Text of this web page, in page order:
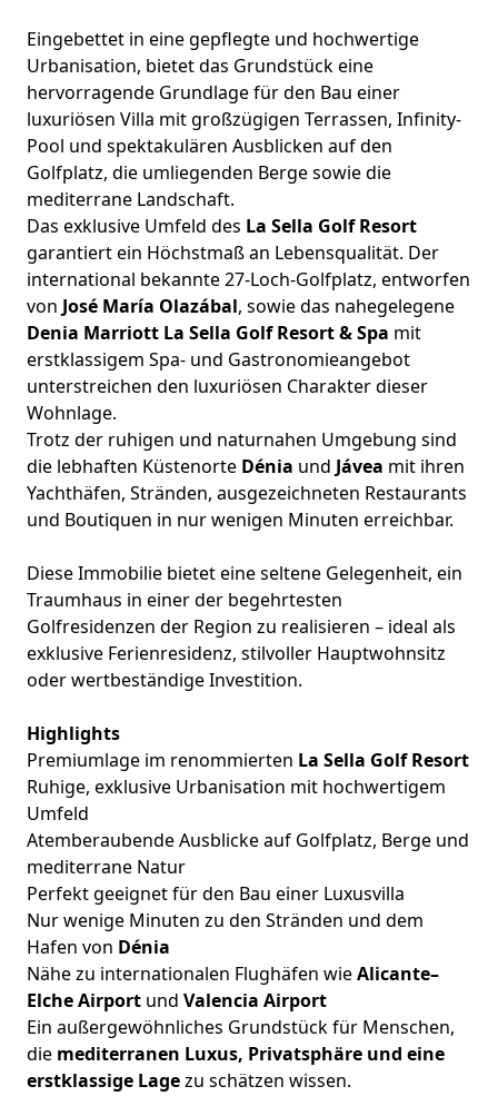
Eingebettet in eine gepflegte und hochwertige
Urbanisation, bietet das Grundstück eine
hervorragende Grundlage für den Bau einer
luxuriösen Villa mit großzügigen Terrassen, Infinity-
Pool und spektakulären Ausblicken auf den
Golfplatz, die umliegenden Berge sowie die
mediterrane Landschaft.
Das exklusive Umfeld des La Sella Golf Resort
garantiert ein Höchstmaß an Lebensqualität. Der
international bekannte 27-Loch-Golfplatz, entworfen
von José María Olazábal, sowie das nahegelegene
Denia Marriott La Sella Golf Resort & Spa mit
erstklassigem Spa- und Gastronomieangebot
unterstreichen den luxuriösen Charakter dieser
Wohnlage.
Trotz der ruhigen und naturnahen Umgebung sind
die lebhaften Küstenorte Dénia und Jávea mit ihren
Yachthäfen, Stränden, ausgezeichneten Restaurants
und Boutiquen in nur wenigen Minuten erreichbar.
Diese Immobilie bietet eine seltene Gelegenheit, ein
Traumhaus in einer der begehrtesten
Golfresidenzen der Region zu realisieren – ideal als
exklusive Ferienresidenz, stilvoller Hauptwohnsitz
oder wertbeständige Investition.
Highlights
Premiumlage im renommierten La Sella Golf Resort
Ruhige, exklusive Urbanisation mit hochwertigem
Umfeld
Atemberaubende Ausblicke auf Golfplatz, Berge und
mediterrane Natur
Perfekt geeignet für den Bau einer Luxusvilla
Nur wenige Minuten zu den Stränden und dem
Hafen von Dénia
Nähe zu internationalen Flughäfen wieAlicante–
Elche Airport und Valencia Airport
Ein außergewöhnliches Grundstück für Menschen,
die mediterranen Luxus, Privatsphäre und eine
erstklassige Lagezu schätzen wissen.